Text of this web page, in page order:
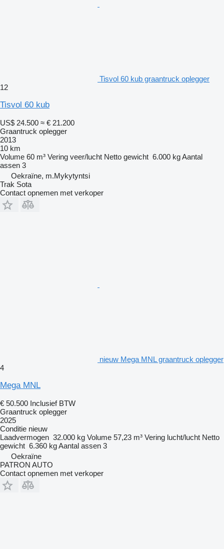
Tisvol 60 kub graantruck oplegger
12
Tisvol 60 kub
US$ 24.500 ≈ € 21.200
Graantruck oplegger
2013
10 km
Volume 60 m³ Vering veer/lucht Netto gewicht 6.000 kgAantal
assen 3
Oekraïne, m.Mykytyntsi
Trak Sota
Contact opnemen met verkoper
nieuw Mega MNL graantruck oplegger
4
Mega MNL
€ 50.500 Inclusief BTW
Graantruck oplegger
2025
Conditie nieuw
Laadvermogen 32.000 kg Volume 57,23 m³ Vering lucht/lucht Netto
gewicht 6.360 kgAantal assen 3
Oekraïne
PATRON AUTO
Contact opnemen met verkoper